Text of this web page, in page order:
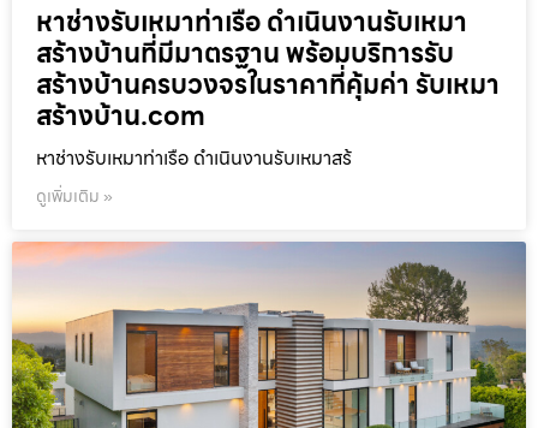
หาช่างรับเหมาท่าเรือ ดำเนินงานรับเหมา
สร้างบ้านที่มีมาตรฐาน พร้อมบริการรับ
สร้างบ้านครบวงจรในราคาที่คุ้มค่า รับเหมา
สร้างบ้าน.com
หาช่างรับเหมาท่าเรือ ดำเนินงานรับเหมาสร้
ดูเพิ่มเติม »